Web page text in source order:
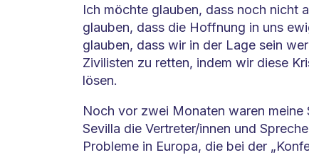
Ich möchte glauben, dass noch nicht
glauben, dass die Hoffnung in uns
glauben, dass wir in der Lage sein
Zivilisten zu retten, indem wir diese
lösen.
Noch vor zwei Monaten waren meine
Sevilla die Vertreter/innen und
Probleme in Europa, die bei der